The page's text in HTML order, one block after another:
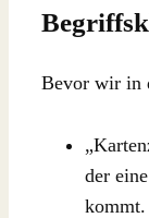
Bevor wir in
der
kommt.